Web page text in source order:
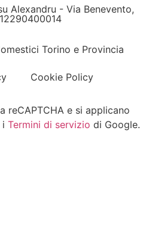
Alexandru - Via Benevento,
Torino e Provincia
Cookie Policy
reCAPTCHA e si applicano
i Termini di servizio di Google.